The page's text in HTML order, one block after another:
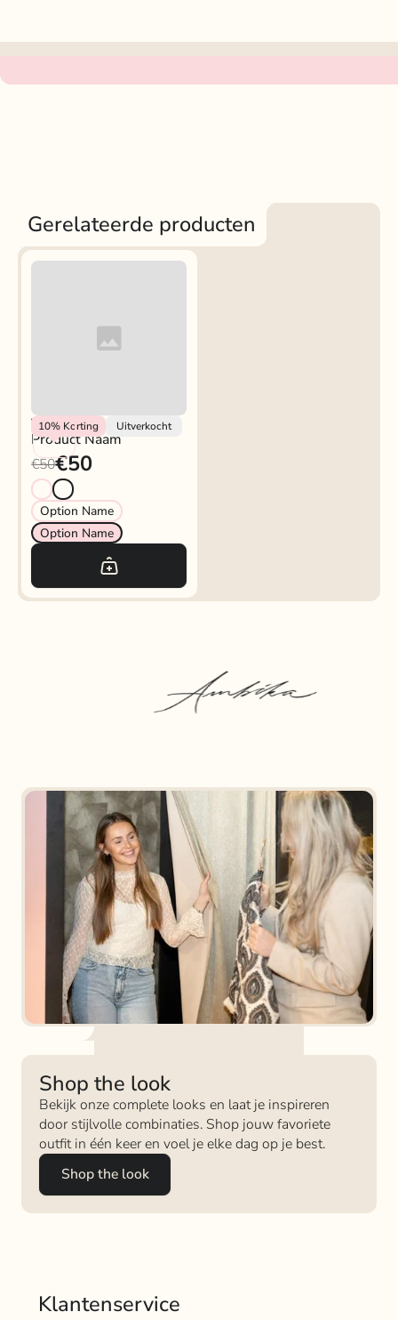
Gerelateerde producten
10% Korting Uitverkocht
Vendor
Product Naam
€50€50
Option Name
Option Name
Shop the look
Bekijk onze complete looks en laat je inspireren
door stijlvolle combinaties. Shop jouw favoriete
outfit in één keer en voel je elke dag op je best.
Shop the look
Klantenservice